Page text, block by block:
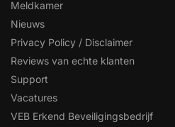
Meldkamer
Nieuws
Privacy Policy / Disclaimer
Reviews van echte klanten
Support
Vacatures
VEB Erkend Beveiligingsbedrijf